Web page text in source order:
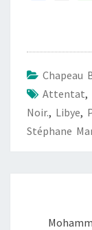
o
o
k
Chapeau
Attentat,
Noir., Libye,
Stéphane